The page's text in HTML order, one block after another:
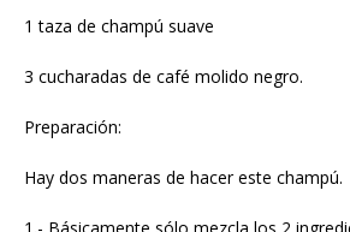
1 taza de champú suave
3 cucharadas de café molido negro.
Preparación:
Hay dos maneras de hacer este champú.